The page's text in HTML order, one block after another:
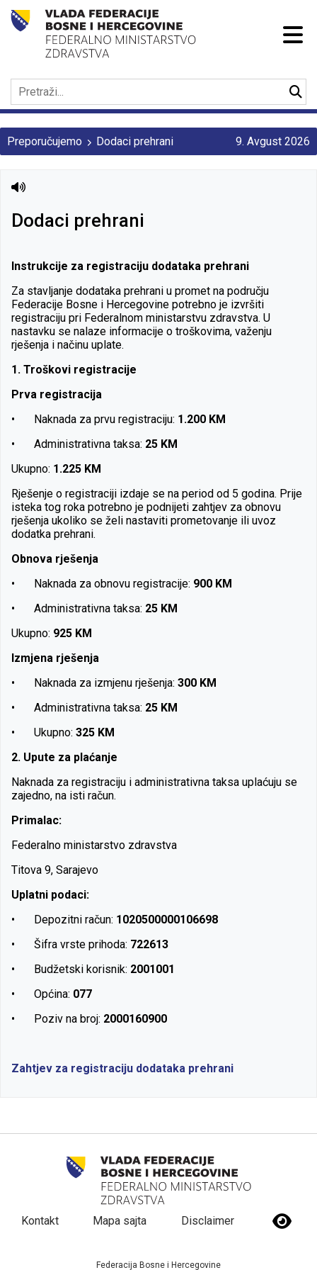
Preporučujemo Dodaci prehrani 9. Avgust 2026
Dodaci prehrani
Instrukcije za registraciju dodataka prehrani
Za stavljanje dodataka prehrani u promet na području
Federacije Bosne i Hercegovine potrebno je izvršiti
registraciju pri Federalnom ministarstvu zdravstva. U
nastavku se nalaze informacije o troškovima, važenju
rješenja i načinu uplate.
1. Troškovi registracije
Prva registracija
•
Naknada za prvu registraciju: 1.200 KM
•
Administrativna taksa: 25 KM
Ukupno: 1.225 KM
Rješenje o registraciji izdaje se na period od 5 godina. Prije
isteka tog roka potrebno je podnijeti zahtjev za obnovu
rješenja ukoliko se želi nastaviti prometovanje ili uvoz
dodatka prehrani.
Obnova rješenja
•
Naknada za obnovu registracije: 900 KM
•
Administrativna taksa: 25 KM
Ukupno: 925 KM
Izmjena rješenja
•
Naknada za izmjenu rješenja: 300 KM
•
Administrativna taksa: 25 KM
•
Ukupno: 325 KM
2. Upute za plaćanje
Naknada za registraciju i administrativna taksa uplaćuju se
zajedno, na isti račun.
Primalac:
Federalno ministarstvo zdravstva
Titova 9, Sarajevo
Uplatni podaci:
•
Depozitni račun: 1020500000106698
•
Šifra vrste prihoda: 722613
•
Budžetski korisnik: 2001001
•
Općina: 077
•
Poziv na broj: 2000160900
Zahtjev za registraciju dodataka prehrani
Kontakt Mapa sajta Disclaimer
Federacija Bosne i Hercegovine